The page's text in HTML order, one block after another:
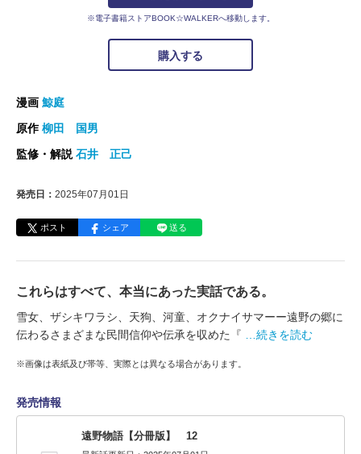
※電子書籍ストアBOOK☆WALKERへ移動します。
購入する
漫画 鯨庭
原作柳田 国男
監修・解説 石井 正己
発売日： 2025年07月01日
ポスト シェア 送る
これらはすべて、本当にあった実話である。
雪女、ザシキワラシ、天狗、河童、オクナイサマーー遠野の郷に
伝わるさまざまな民間信仰や伝承を収めた『
…続きを読む
※画像は表紙及び帯等、実際とは異なる場合があります。
発売情報
遠野物語【分冊版】 12